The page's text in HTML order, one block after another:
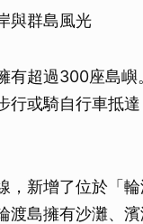
與群島風光
有超過300座島
行或騎自行車抵
，新增了位於「
渡島擁有沙灘、